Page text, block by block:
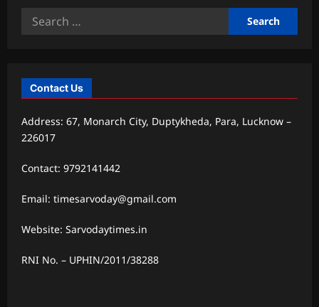
Search
Contact Us
Address: 67, Monarch City, Duptykheda, Para, Lucknow –
226017
Contact: 9792141442
Email: timesarvoday@gmail.com
Website: Sarvodaytimes.in
RNI No. – UPHIN/2011/38288